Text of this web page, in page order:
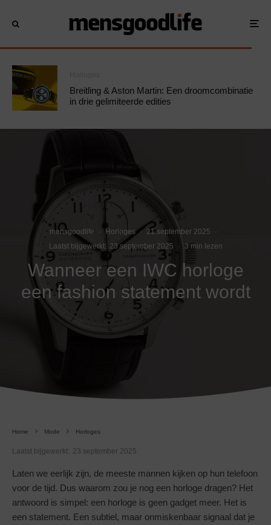
Breitling & Aston Martin: Een droomcombinatie
in drie gelimiteerde edities
mensgoodlife · Horloges · 21 september 2025
·
Laatst bijgewerkt: 23 september 2025 · 3 min lezen
Wanneer een IWC horloge
een fashion statement wordt
Home Mode Horloges
Laatst bijgewerkt: 23 september 2025
Laten we eerlijk zijn, de meeste mannen kijken op hun telefoon
voor de tijd. Dus waarom zou je nog een horloge dragen? Het
antwoord is simpel: een horloge is geen gadget meer. Het is
een statement. Een subtiel, maar onmiskenbaar signaal dat je